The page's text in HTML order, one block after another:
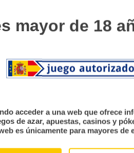
mayor de 18
acceder a una web que ofrece
de azar, apuestas, casinos y
es únicamente para mayores de